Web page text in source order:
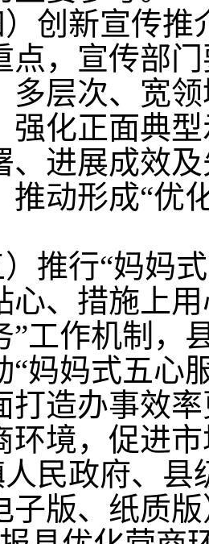
）创新宣传
点，宣传部
多层次、宽
强化正面典
、进展成效
推动形成“优
）推行“妈妈
心、措施上
”工作机制，
“妈妈式五心
打造办事效
环境，促进
民政府、县
子版、纸质